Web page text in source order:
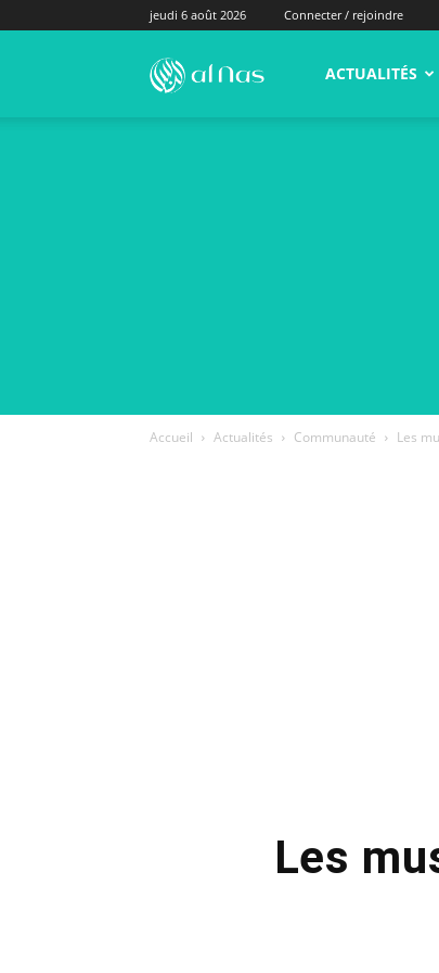
jeudi 6 août 2026 Connecter / rejoindre
alNas.fr ACTUALITÉS
Accueil Actualités Communauté Les
Les